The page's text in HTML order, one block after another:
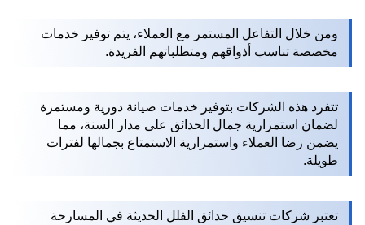
ومن خلال التفاعل المستمر مع العملاء، يتم توفير خدمات
مخصصة تناسب أذواقهم ومتطلباتهم الفريدة.
تتفرد هذه الشركات بتوفير خدمات صيانة دورية ومستمرة
لضمان استمرارية جمال الحدائق على مدار السنة، مما
يضمن رضا العملاء واستمرارية الاستمتاع بجمالها لفترات
طويلة.
تعتبر شركات تنسيق حدائق الفلل الحديثة في المسارحة